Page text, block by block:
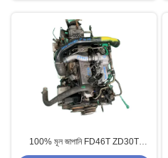
100% মূল জাপানি FD46T ZD30T
পিকআপ মিনিবাস নিসানের জন্য ব্যবহৃত ডিজেল